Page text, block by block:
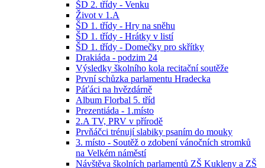
ŠD 2. třídy - Venku
Život v 1.A
ŠD 1. třídy - Hry na sněhu
ŠD 1. třídy - Hrátky v listí
ŠD 1. třídy - Domečky pro skřítky
Drakiáda - podzim 24
Výsledky školního kola recitační soutěže
První schůzka parlamentu Hradecka
Páťáci na hvězdárně
Album Florbal 5. tříd
Prezentiáda - 1.místo
2.A TV, PRV v přírodě
Prvňáčci trénují slabiky psaním do mouky
3. místo - Soutěž o zdobení vánočních stromků
na Velkém náměstí
Návštěva školních parlamentů ZŠ Kukleny a ZŠ